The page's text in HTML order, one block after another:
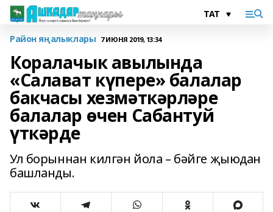
Район яңалыклары 7 ИЮНЯ 2019, 13:34
Коралачык авылында
«Салават күпере» балалар
бакчасы хезмәткәрләре
балалар өчен Сабантуй
үткәрде
Ул борыннан килгән йола – бәйге җыюдан
башланды.